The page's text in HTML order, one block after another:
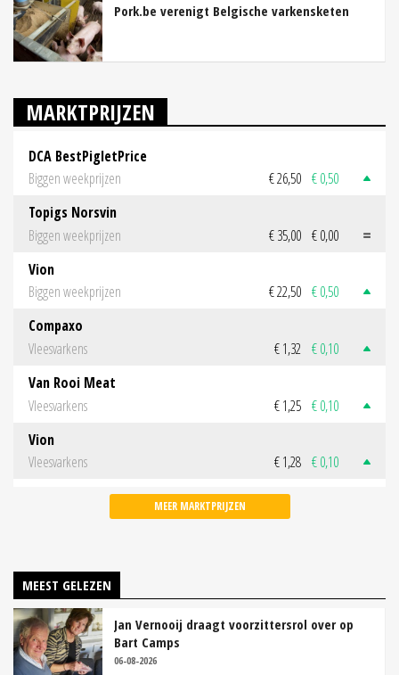
Pork.be verenigt Belgische varkensketen
MARKTPRIJZEN
DCA BestPigletPrice
Biggen weekprijzen
€ 26,50 € 0,50
Topigs Norsvin
Biggen weekprijzen
€ 35,00 € 0,00
Vion
Biggen weekprijzen
€ 22,50 € 0,50
Compaxo
Vleesvarkens
€ 1,32 € 0,10
Van Rooi Meat
Vleesvarkens
€ 1,25 € 0,10
Vion
Vleesvarkens
€ 1,28 € 0,10
MEER MARKTPRIJZEN
MEEST GELEZEN
Jan Vernooij draagt voorzittersrol over op
Bart Camps
06-08-2026